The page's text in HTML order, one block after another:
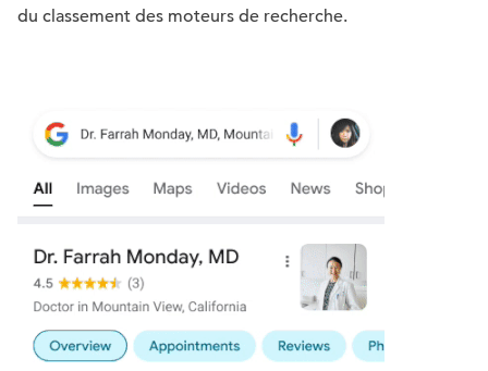
du classement des moteurs de recherche.